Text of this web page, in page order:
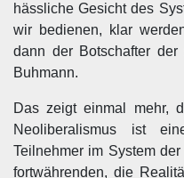
hässliche Gesicht des
wir bedienen, klar
dann der Botschafter
Buhmann.
Das zeigt einmal mehr,
Neoliberalismus ist
Teilnehmer im System
fortwährenden, die